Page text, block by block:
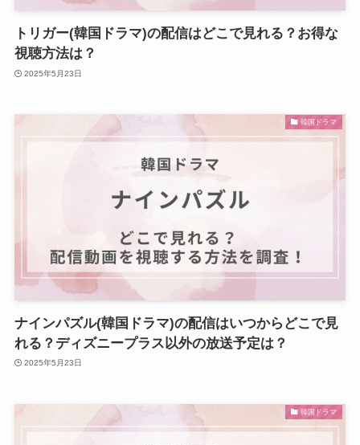
トリガー(韓国ドラマ)の配信はどこで見れる？お得な
視聴方法は？
2025年5月23日
韓国ドラマ
ナインパズル(韓国ドラマ)の配信はいつからどこで見
れる？ディズニープラス以外の放送予定は？
2025年5月23日
韓国ドラマ